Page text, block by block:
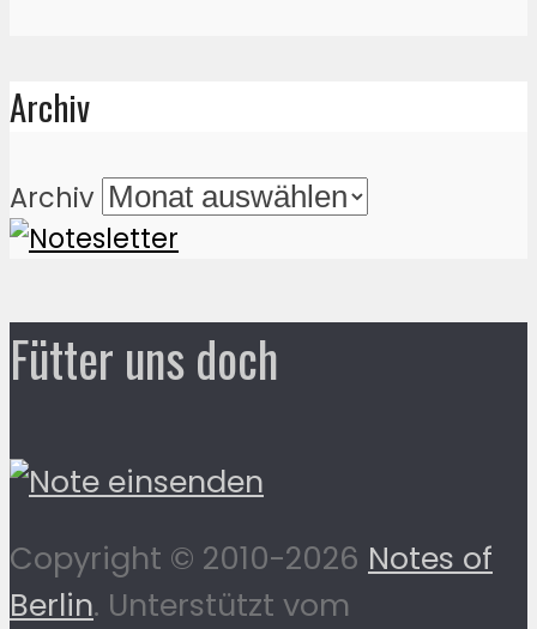
Archiv
Archiv
Fütter uns doch
Copyright © 2010-2026 Notes of
Berlin. Unterstützt vom